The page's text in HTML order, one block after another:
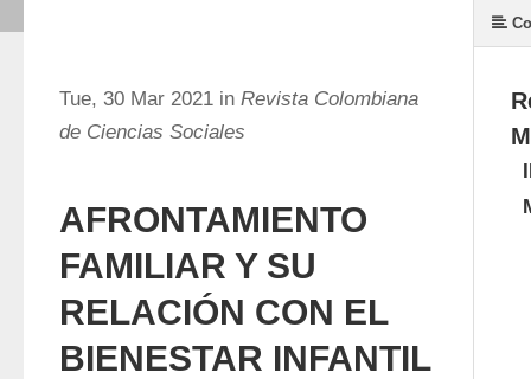
Tue, 30 Mar 2021 in Revista Colombiana
de Ciencias Sociales
AFRONTAMIENTO
FAMILIAR Y SU
RELACIÓN CON EL
BIENESTAR INFANTIL